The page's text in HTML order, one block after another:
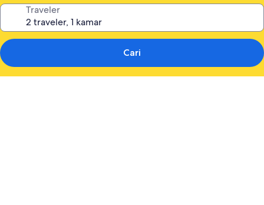
Traveler
Cari